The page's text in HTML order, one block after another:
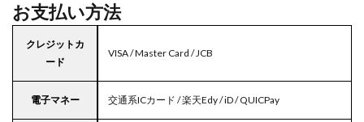
お支払い方法
クレジットカ
ード
VISA / Master Card / JCB
電子マネー 交通系ICカード / 楽天Edy / iD / QUICPay